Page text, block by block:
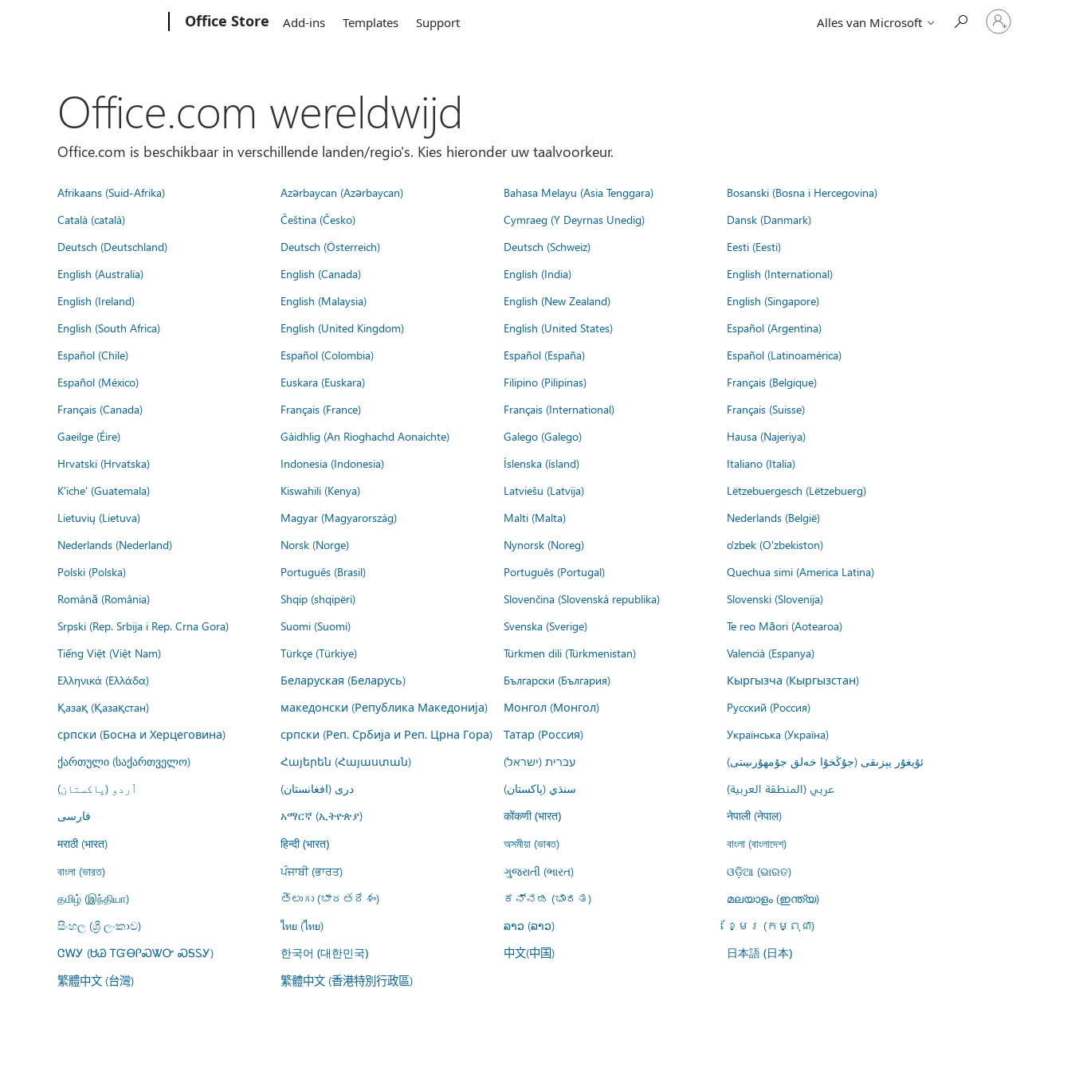
Office Store Add-ins Templates Support Alles van Microsoft
Meld
je
aan
Office.com wereldwijd
Office.com is beschikbaar in verschillende landen/regio's. Kies hieronder uw taalvoorkeur.
Afrikaans (Suid-Afrika) Azərbaycan (Azərbaycan) Bahasa Melayu (Asia Tenggara)
Bosanski (Bosna i Hercegovina)
Català (català)
Čeština (Česko) Cymraeg (Y Deyrnas Unedig)
Dansk (Danmark)
Deutsch (Deutschland)
Deutsch (Österreich) Deutsch (Schweiz)
Eesti (Eesti)
English (Australia)
English (Canada) English (India)
English (International)
English (Ireland)
English (Malaysia) English (New Zealand)
English (Singapore)
English (South Africa)
English (United Kingdom) English (United States)
Español (Argentina)
Español (Chile)
Español (Colombia) Español (España)
Español (Latinoamérica)
Español (México)
Euskara (Euskara) Filipino (Pilipinas)
Français (Belgique)
Français (Canada)
Français (France) Français (International)
Français (Suisse)
Gaeilge (Éire)
Gàidhlig (An Rìoghachd Aonaichte) Galego (Galego)
Hausa (Najeriya)
Hrvatski (Hrvatska)
Indonesia (Indonesia) Íslenska (ísland)
Italiano (Italia)
K'iche' (Guatemala)
Kiswahili (Kenya) Latviešu (Latvija)
Lëtzebuergesch (Lëtzebuerg)
Lietuvių (Lietuva)
Magyar (Magyarország) Malti (Malta)
Nederlands (België)
Nederlands (Nederland)
Norsk (Norge) Nynorsk (Noreg)
o'zbek (O'zbekiston)
Polski (Polska)
Português (Brasil) Português (Portugal)
Quechua simi (America Latina)
Română (România)
Shqip (shqipëri) Slovenčina (Slovenská republika)
Slovenski (Slovenija)
Srpski (Rep. Srbija i Rep. Crna Gora)
Suomi (Suomi) Svenska (Sverige)
Te reo Māori (Aotearoa)
Tiếng Việt (Việt Nam)
Türkçe (Türkiye) Türkmen dili (Türkmenistan)
Valencià (Espanya)
Ελληνικά (Ελλάδα)
Беларуская (Беларусь) Български (България)
Кыргызча (Кыргызстан)
Қазақ (Қазақстан)
македонски (Република Македонија) Монгол (Монгол)
Русский (Россия)
српски (Босна и Херцеговина)
српски (Реп. Србија и Реп. Црна Гора) Татар (Россия)
Українська (Україна)
ქართული (საქართველო)
Հայերեն (Հայաստան) עברית (ישראל)
ئۇيغۇر يېزىقى (جۇڭخۇا خەلق جۇمھۇرىيىتى)
اُردو (پاکستان)
درى (افغانستان) سنڌي (پاکستان)
عربي (المنطقة العربية)
فارسى
አማርኛ (ኢትዮጵያ) कोंकणी (भारत)
नेपाली (नेपाल)
मराठी (भारत)
हिन्दी (भारत) অসমীয়া (ভাৰত)
বাংলা (বাংলাদেশ)
বাংলা (ভারত)
ਪੰਜਾਬੀ (ਭਾਰਤ) ગુજરાતી (ભારત)
ଓଡ଼ିଆ (ଭାରତ)
தமிழ் (இந்தியா)
తెలుగు (భారతదేశం) ಕನ್ನಡ (ಭಾರತ)
മലയാളം (ഇന്ത്യ)
සිංහල (ශ්‍රී ලංකාව)
ไทย (ไทย) ລາວ (ລາວ)
ខ្មែរ (កម្ពុជា)
ᏣᎳᎩ (ᏌᏊ ᎢᏳᎾᎵᏍᏔᏅ ᏍᎦᏚᎩ)
한국어 (대한민국) 中文(中国) 日本語 (日本)
繁體中文 (台灣) 繁體中文 (香港特別行政區)